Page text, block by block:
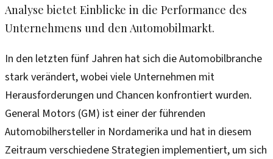
Analyse bietet Einblicke in die Performance des
Unternehmens und den Automobilmarkt.
In den letzten fünf Jahren hat sich die Automobilbranche
stark verändert, wobei viele Unternehmen mit
Herausforderungen und Chancen konfrontiert wurden.
General Motors (GM) ist einer der führenden
Automobilhersteller in Nordamerika und hat in diesem
Zeitraum verschiedene Strategien implementiert, um sich